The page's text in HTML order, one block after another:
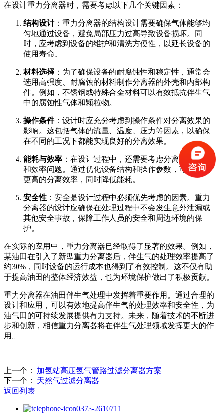
在设计重力分离器时，需要考虑以下几个关键因素：
结构设计：重力分离器的结构设计需要确保气体能够均
匀地通过设备，避免局部压力过高导致设备损坏。同
时，应考虑到设备的维护和清洗方便性，以延长设备的
使用寿命。
材料选择 ：为了确保设备的耐腐蚀性和稳定性，通常会
选用高强度、耐腐蚀的材料制作分离器的外壳和内部构
件。例如，不锈钢或特殊合金材料可以有效抵抗伴生气
中的腐蚀性气体和颗粒物。
操作条件：设计时应充分考虑到操作条件对分离效果的
影响。这包括气体的流量、温度、压力等因素，以确保
在不同的工况下都能实现良好的分离效果。
能耗与效率 ：在设计过程中，还需要考虑分离器的能耗
和效率问题。通过优化设备结构和操作参数，可以实现
更高的分离效率，同时降低能耗。
安全性 ：安全是设计过程中必须优先考虑的因素。重力
分离器的设计应确保在处理过程中不会发生意外泄漏或
其他安全事故，保障工作人员的安全和周边环境的保
护。
在实际的应用中，重力分离器已经取得了显著的效果。例如，
某油田在引入了新型重力分离器后，伴生气的处理效率提高了
约30%，同时设备的运行成本也得到了有效控制。这不仅有助
于提高油田的整体经济效益，也为环境保护做出了积极贡献。
重力分离器在油田伴生气处理中发挥着重要作用。通过合理的
设计和应用，可以有效地提高伴生气的处理效率和安全性，为
油气田的可持续发展提供有力支持。未来，随着技术的不断进
步和创新，相信重力分离器将在伴生气处理领域发挥更大的作
用。
上一个：
‌加氢站高压氢气管路过滤分离器方案‌
下一个：
天然气过滤分离器
返回列表
0373-2610711